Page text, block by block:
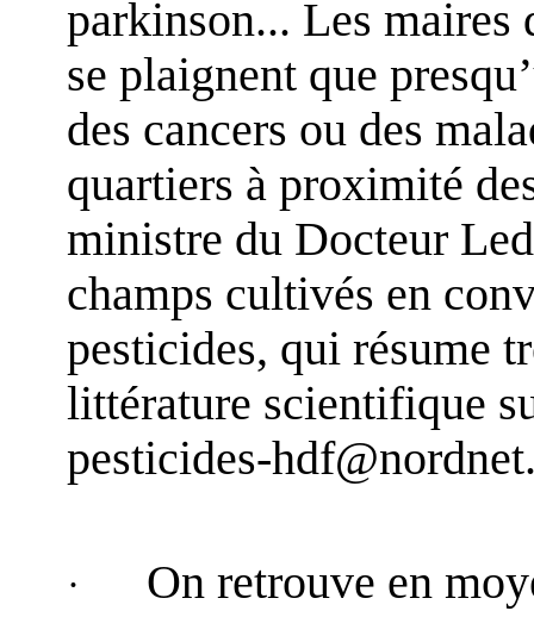
parkinson... Les maires
se plaignent que
des cancers ou des
quartiers à proximité
ministre du Docteur
champs cultivés en
pesticides, qui résume
littérature scientifique
pesticides-
·
On retrouve en